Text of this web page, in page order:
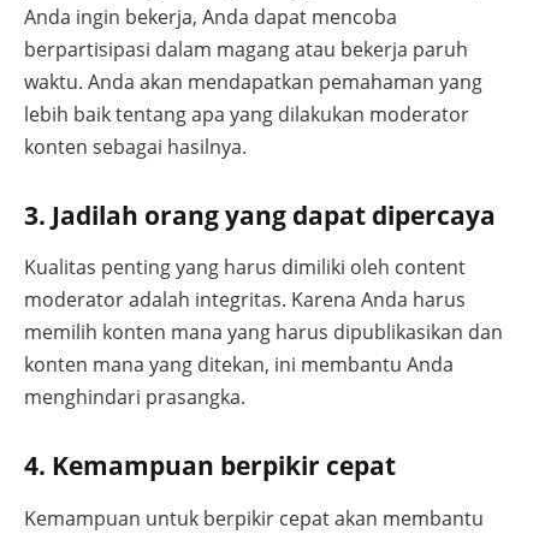
Anda ingin bekerja, Anda dapat mencoba
berpartisipasi dalam magang atau bekerja paruh
waktu. Anda akan mendapatkan pemahaman yang
lebih baik tentang apa yang dilakukan moderator
konten sebagai hasilnya.
3. Jadilah orang yang dapat dipercaya
Kualitas penting yang harus dimiliki oleh content
moderator adalah integritas. Karena Anda harus
memilih konten mana yang harus dipublikasikan dan
konten mana yang ditekan, ini membantu Anda
menghindari prasangka.
4. Kemampuan berpikir cepat
Kemampuan untuk berpikir cepat akan membantu